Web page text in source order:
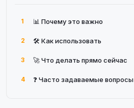
1 📊 Почему это важно
2 🛠 Как использовать
3 🚀 Что делать прямо сейчас
4 ❓ Часто задаваемые вопросы